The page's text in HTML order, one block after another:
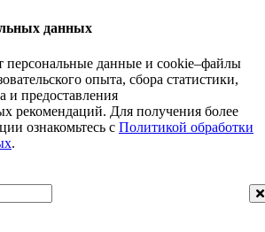
данных
персональные данные и cookie–файлы
опыта, сбора статистики,
и предоставления
рекомендаций. Для получения более
ознакомьтесь с Политикой обработки
.